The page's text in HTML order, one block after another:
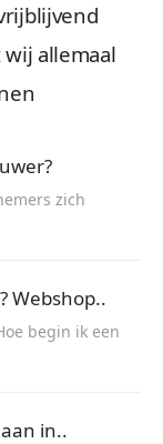
allemaal
zich
Webshop..
begin ik een
in..